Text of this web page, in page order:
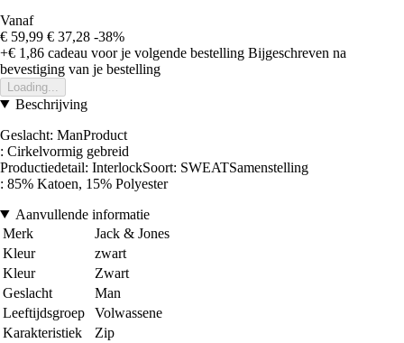
Vanaf
€ 59,99 € 37,28 -38%
+€ 1,86 cadeau voor je volgende bestelling Bijgeschreven na
bevestiging van je bestelling
Loading...
Beschrijving
Geslacht: ManProduct
: Cirkelvormig gebreid
Productiedetail: InterlockSoort: SWEATSamenstelling
: 85% Katoen, 15% Polyester
Aanvullende informatie
Merk
Jack & Jones
Kleur
zwart
Kleur
Zwart
Geslacht
Man
Leeftijdsgroep
Volwassene
Karakteristiek
Zip